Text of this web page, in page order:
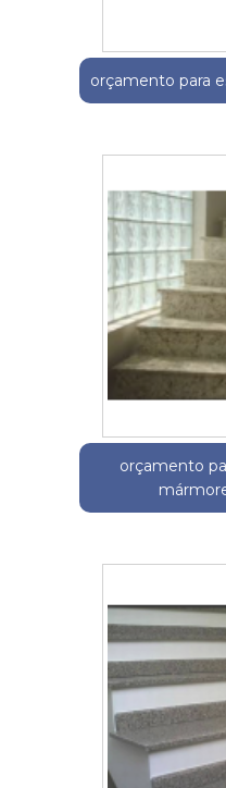
orçamento para
orçamento